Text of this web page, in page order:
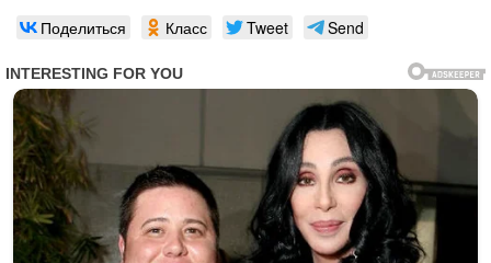
Поделиться Класс Tweet Send